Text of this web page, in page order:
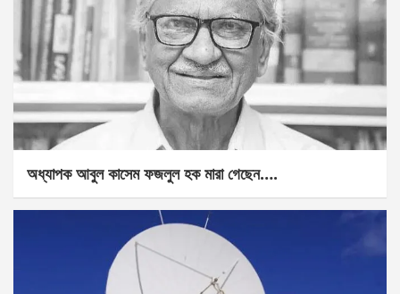
অধ্যাপক আবুল কাসেম ফজলুল হক মারা গেছেন….